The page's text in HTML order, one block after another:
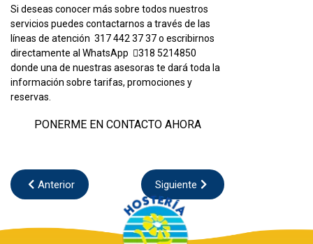
Si deseas conocer más sobre todos nuestros
servicios puedes contactarnos a través de las
líneas de atención 317 442 37 37 o escribirnos
directamente al WhatsApp
318 5214850
donde una de nuestras asesoras te dará toda la
información sobre tarifas, promociones y
reservas.
PONERME EN CONTACTO AHORA
Anterior Siguiente